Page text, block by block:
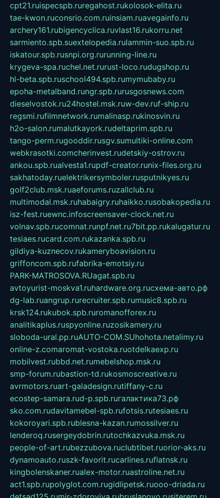
cpt21.ruispecspb.ruregahost.rukolosok-elita.ru
tae-kwon.ruconsrio.com.ruinsiam.ruavegainfo.ru
archery161.rubigencyclica.ruvlast16.rukorru.net
sarmiento.spb.suextelopedia.rulammin-suo.spb.ru
iskatour.spb.rusnpi.org.rurunning-line.ru
krygeva-spa.ruchel.net.rurust-loco.rudugshop.ru
hl-beta.spb.ruschool494.spb.rumymubaby.ru
epoha-metalband.rungr.spb.rurusgosnews.com
dieselvostok.ru24hostel.msk.ruw-dev.ruf-ship.ru
regsmi.rufilmnetwork.rumalinasp.rukinosvin.ru
h2o-salon.rumalutkayork.rudeltaprim.spb.ru
tango-perm.rugooddir.rusgv.sumultiki-online.com
webkrasotki.comcherinvest.rudetskiy-ostrov.ru
ankou.spb.rualvesta1.rupdf-creator.runix-files.org.ru
sakhatoday.ruelektrikersymboler.rusputnikyes.ru
golf2club.msk.ruaeforums.ruzallclub.ru
multimodal.msk.ruhabaigry.ruhaikko.rusobakopedia.ru
isz-fest.ruewnc.infoscreensaver-clock.net.ru
volnav.spb.rucomnat.runpf.net.ru7bit.pp.rukalugatur.ru
tesiaes.rucard.com.rukazanka.spb.ru
gildiya-kuznecov.rukameryboavision.ru
griffoncom.spb.rufabrika-emotsiy.ru
PARK-MATROSOVA.RUagat.spb.ru
avtoyurist-moskva1.ruhardware.org.ruсхема-авто.рф
dg-lab.ruangrup.rurecruiter.spb.rumusic8.spb.ru
krsk124.rukubok.spb.ruromanofforex.ru
analitikaplus.ruspyonline.ruzosikamery.ru
sloboda-ural.pp.ruAUTO-COM.SUhohota.netalimy.ru
online-z.comaromat-vostoka.ruotdelkaexp.ru
mobilvest.rubbd.net.rumebelshop.msk.ru
smp-forum.rubastion-td.rukosmoscreative.ru
avrmotors.ruart-galadesign.rutiffany-c.ru
ecostep-samara.rud-p.spb.ruгалактика73.рф
sko.com.rudavitamebel-spb.rufotsis.rutesiaes.ru
kokoroyari.spb.rublesna-kazan.rumossilver.ru
lenderoq.rusergeydobrin.rutochkazvuka.msk.ru
people-of-art.rubezzubova.ruclubtibet.ruorior-aks.ru
dynamoauto.ruszk-favorit.rucarlines.ruflatnsk.ru
kingbolenskaner.rualex-motor.ruastroline.net.ru
act1.spb.rupolyglot.com.rugidlipetsk.ruooo-driada.ru